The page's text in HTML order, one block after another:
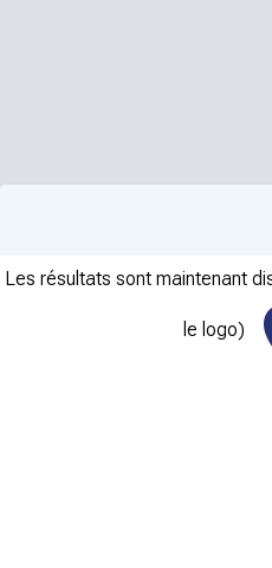
Les résultats sont maintenant
le logo)